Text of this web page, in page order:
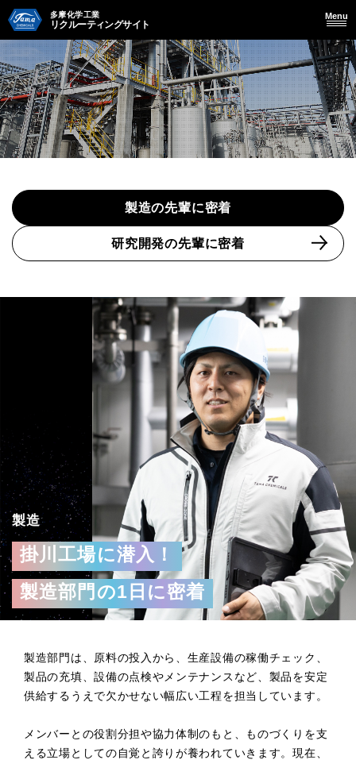
多摩化学工業
リクルーティングサイト
Menu
製造の先輩に密着
研究開発の先輩に密着
製造
掛川工場に潜入！
製造部門の1日に密着
製造部門は、原料の投入から、生産設備の稼働チェック、
製品の充填、設備の点検やメンテナンスなど、製品を安定
供給するうえで欠かせない幅広い工程を担当しています。
メンバーとの役割分担や協力体制のもと、ものづくりを支
える立場としての自覚と誇りが養われていきます。現在、